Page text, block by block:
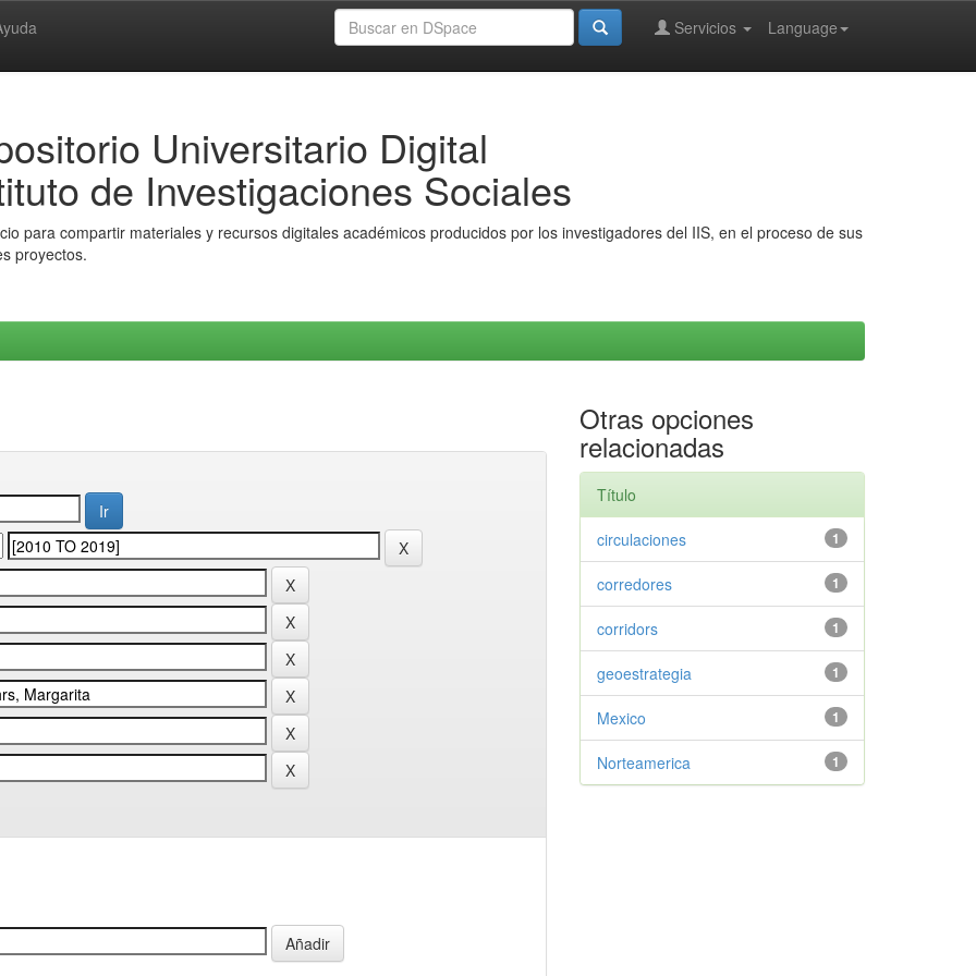
Language
Servicios
Universitario Digital
de Investigaciones Sociales
para compartir materiales y recursos digitales académicos producidos por los investigadores del IIS, en el proceso de sus
proyectos.
Otras opciones
relacionadas
Título
1
circulaciones
1
corredores
1
corridors
1
geoestrategia
1
Mexico
1
Norteamerica